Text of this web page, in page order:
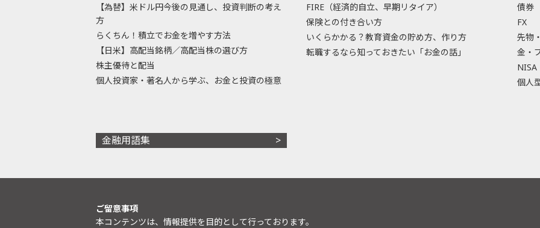
【為替】米ドル円今後の見通し、投資判断の考え
方
らくちん！積立でお金を増やす方法
【日米】高配当銘柄／高配当株の選び方
株主優待と配当
個人投資家・著名人から学ぶ、お金と投資の極意
FIRE（経済的自立、早期リタイア）
保険との付き合い方
いくらかかる？教育資金の貯め方、作り方
転職するなら知っておきたい「お金の話」
債券
FX
先物
金・
NISA
個人
金融用語集
ご留意事項
本コンテンツは、情報提供を目的として行っております。